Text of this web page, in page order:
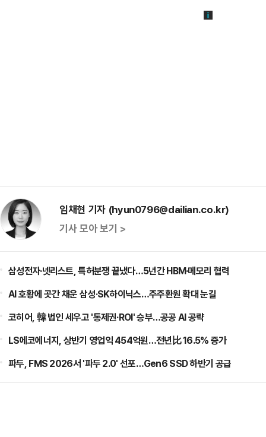
임채현 기자 (hyun0796@dailian.co.kr)
기사 모아 보기 >
삼성전자·넷리스트, 특허분쟁 끝냈다…5년간 HBM·메모리 협력
AI 호황에 곳간 채운 삼성·SK하이닉스…주주환원 확대 눈길
코히어, 韓 법인 세우고 '통제권·ROI' 승부…공공 AI 공략
LS에코에너지, 상반기 영업익 454억원…전년比 16.5% 증가
파두, FMS 2026서 '파두 2.0' 선포…Gen6 SSD 하반기 공급